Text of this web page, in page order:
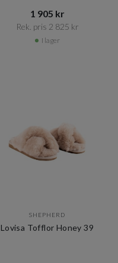
1 905 kr​​
Rek. pris 2 825 kr​​
I lager
SHEPHERD
Lovisa Tofflor Honey 39